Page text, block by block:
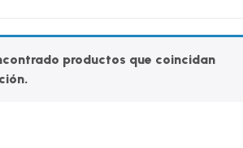
productos que coincidan